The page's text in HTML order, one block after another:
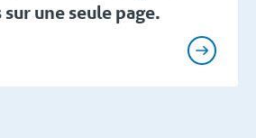
une seule page.